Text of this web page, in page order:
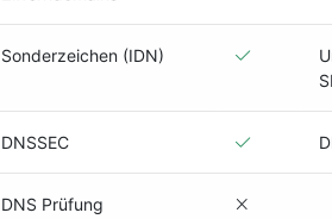
Sonderzeichen (IDN)
DNSSEC
DNS Prüfung